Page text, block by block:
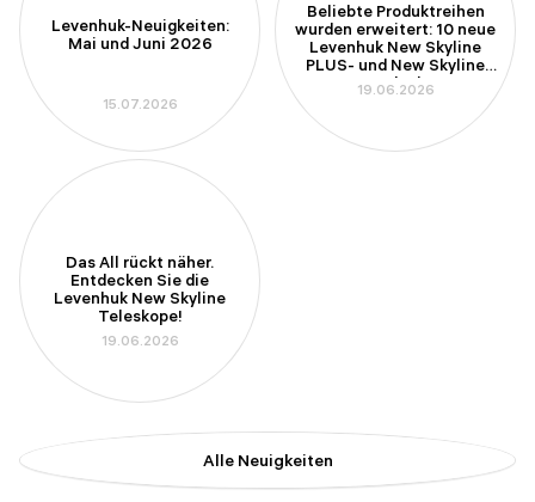
Levenhuk-Neuigkeiten:
Mai und Juni 2026
15.07.2026
Beliebte Produktreihen
wurden erweitert: 10 neue
Levenhuk New Skyline
PLUS- und New Skyline
PRO-Teleskope
19.06.2026
Das All rückt näher.
Entdecken Sie die
Levenhuk New Skyline
Teleskope!
19.06.2026
Alle Neuigkeiten